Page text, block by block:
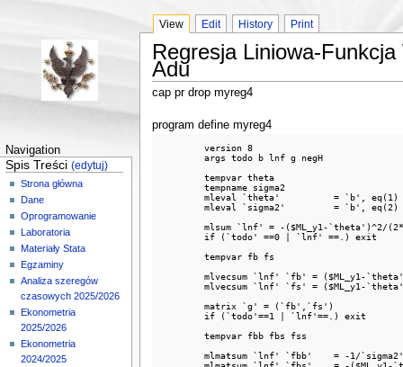
Navigation
Spis Treści(edytuj)
Strona główna
Dane
Oprogramowanie
Laboratoria
Materiały Stata
Egzaminy
Analiza szeregów
czasowych 2025/2026
Ekonometria
2025/2026
Ekonometria
2024/2025
View Edit History Print
Regresja Liniowa-
Adu
cap pr drop myreg4
program define myreg4